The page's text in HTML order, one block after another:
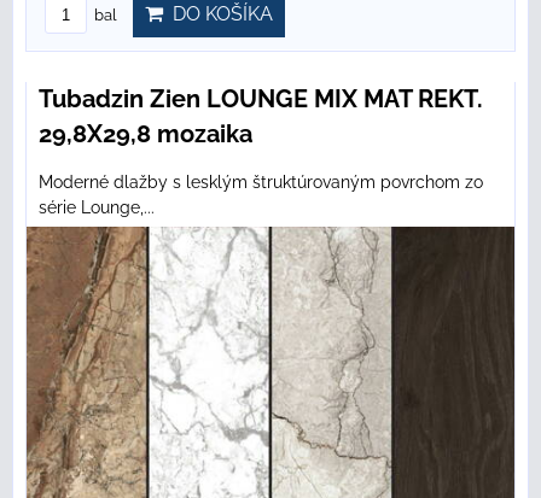
bal DO KOŠÍKA
Tubadzin Zien LOUNGE MIX MAT REKT.
29,8X29,8 mozaika
Moderné dlažby s lesklým štruktúrovaným povrchom zo
série Lounge,...